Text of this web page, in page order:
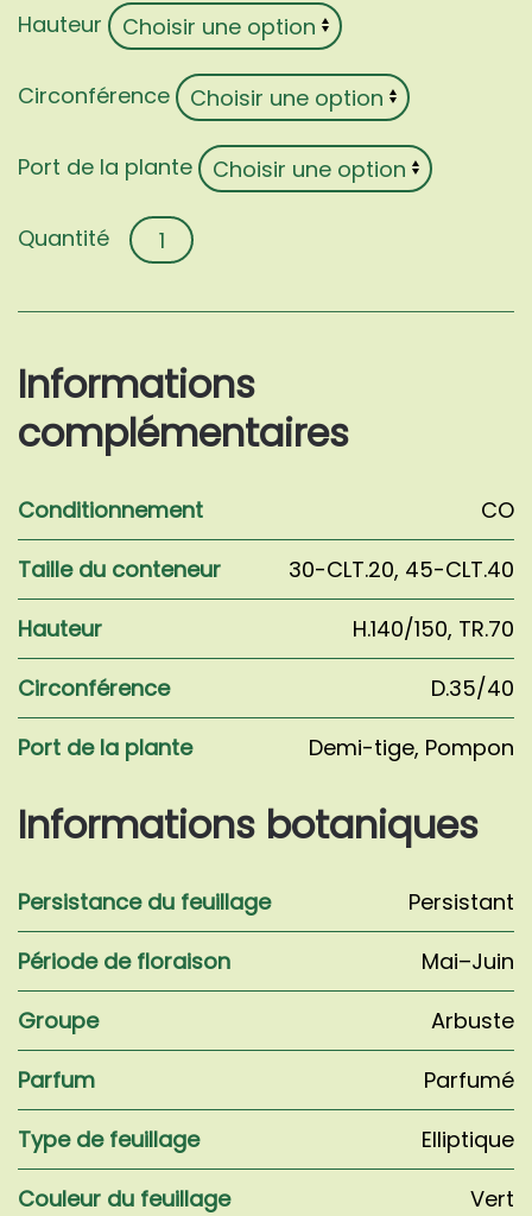
Hauteur
Circonférence
Port de la plante
quantité
de
Informations
complémentaires
Conditionnement
CO
Taille du conteneur
30-CLT.20, 45-CLT.40
Hauteur
H.140/150, TR.70
Circonférence
D.35/40
Port de la plante
Demi-tige, Pompon
Informations botaniques
Persistance du feuillage
Persistant
Période de floraison
Mai–Juin
Groupe
Arbuste
Parfum
Parfumé
Type de feuillage
Elliptique
Couleur du feuillage
Vert